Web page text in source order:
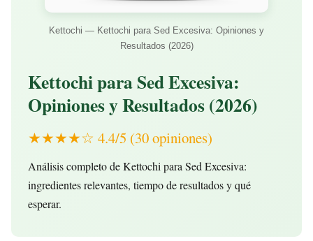
Kettochi — Kettochi para Sed Excesiva: Opiniones y
Resultados (2026)
Kettochi para Sed Excesiva:
Opiniones y Resultados (2026)
★★★★☆ 4.4/5 (30 opiniones)
Análisis completo de Kettochi para Sed Excesiva:
ingredientes relevantes, tiempo de resultados y qué
esperar.